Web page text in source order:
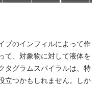
プのインフィルによって作
て、対象物に対して液体を
タグラムスパイラルは、特
立つかもしれません。しか